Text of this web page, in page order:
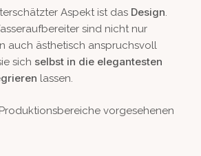
Aspekt ist das Design.
sind nicht nur
auch ästhetisch anspruchsvoll
sich selbst in die elegantesten
lassen.
vorgesehenen